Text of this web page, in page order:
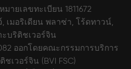
ายเลขทะเบียน 1811672
เมอริเดียน พลาซ่า, โร้ดทาวน์,
ะบริติชเวอร์จิน
ออกโดยคณะกรรมการบริการ
ชเวอร์จิน (BVI FSC)